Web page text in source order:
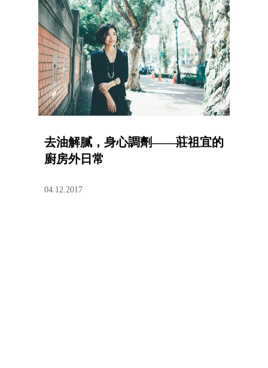
去油解膩，身心調劑——莊祖宜的
廚房外日常
04.12.2017